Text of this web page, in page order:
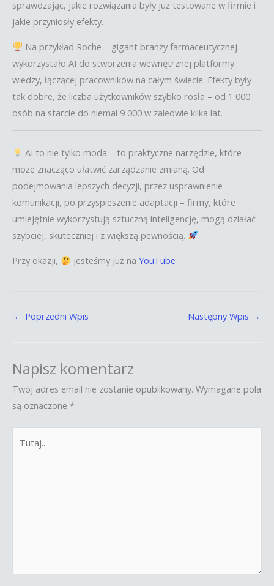
sprawdzając, jakie rozwiązania były już testowane w firmie i
jakie przyniosły efekty.
Na przykład Roche – gigant branży farmaceutycznej –
wykorzystało AI do stworzenia wewnętrznej platformy
wiedzy, łączącej pracowników na całym świecie. Efekty były
tak dobre, że liczba użytkowników szybko rosła – od 1 000
osób na starcie do niemal 9 000 w zaledwie kilka lat.
AI to nie tylko moda – to praktyczne narzędzie, które
może znacząco ułatwić zarządzanie zmianą. Od
podejmowania lepszych decyzji, przez usprawnienie
komunikacji, po przyspieszenie adaptacji – firmy, które
umiejętnie wykorzystują sztuczną inteligencję, mogą działać
szybciej, skuteczniej i z większą pewnością.
Przy okazji, jesteśmy już na YouTube
← Poprzedni Wpis Następny Wpis →
Napisz komentarz
Twój adres email nie zostanie opublikowany. Wymagane pola
są oznaczone *